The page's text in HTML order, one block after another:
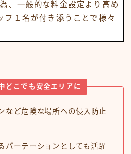
、一般的な料金設定より高め
フ１名が付き添うことで様々
どこでも安全エリアに
など危険な場所への侵入防止
パーテーションとしても活躍